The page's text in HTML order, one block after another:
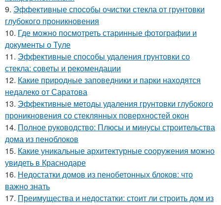
9. Эффективные способы очистки стекла от грунтовки
глубокого проникновения
10. Где можно посмотреть старинные фотографии и
документы о Туле
11. Эффективные способы удаления грунтовки со
стекла: советы и рекомендации
12. Какие природные заповедники и парки находятся
недалеко от Саратова
13. Эффективные методы удаления грунтовки глубокого
проникновения со стеклянных поверхностей окон
14. Полное руководство: Плюсы и минусы строительства
дома из пеноблоков
15. Какие уникальные архитектурные сооружения можно
увидеть в Краснодаре
16. Недостатки домов из пенобетонных блоков: что
важно знать
17. Преимущества и недостатки: стоит ли строить дом из